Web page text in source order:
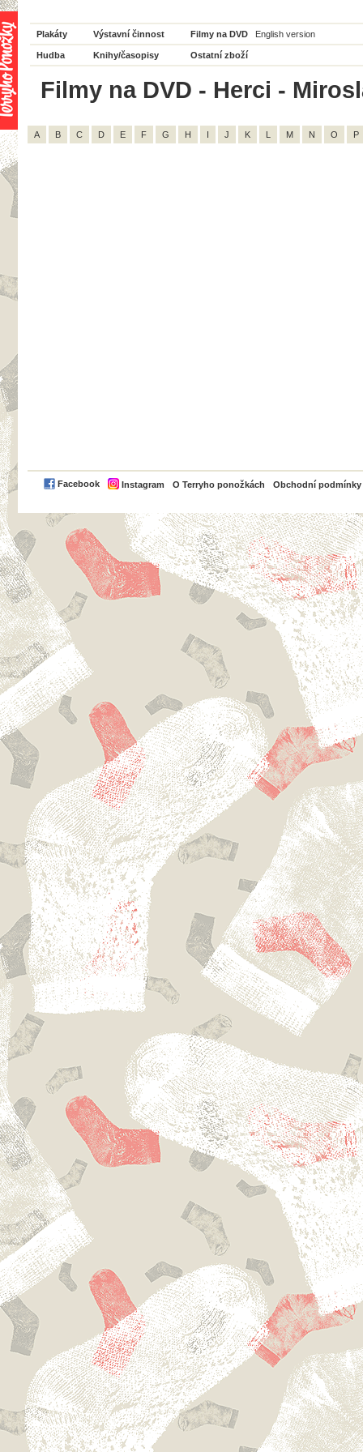
Plakáty Výstavní činnost Filmy na DVD English version
Hudba Knihy/časopisy Ostatní zboží
Filmy na DVD - Herci -
A B C D E F G H I J K L M N O P
Facebook Instagram O Terryho ponožkách Obchodní podmínky
PayPal